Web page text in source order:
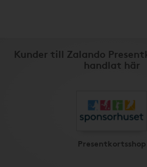
Kunder till Zalando
handlat här
Presentkortsshop